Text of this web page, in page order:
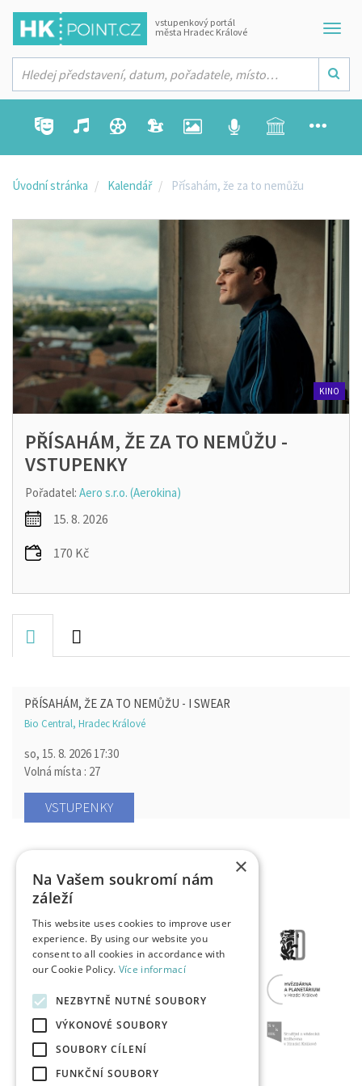
vstupenkový portál
města Hradec Králové
Úvodní stránka Kalendář Přísahám, že za to nemůžu
PŘÍSAHÁM, ŽE ZA TO NEMŮŽU -
VSTUPENKY
Pořadatel: Aero s.r.o. (Aerokina)
15. 8. 2026
170 Kč
KINO
PŘÍSAHÁM, ŽE ZA TO NEMŮŽU - I SWEAR
Bio Central, Hradec Králové
so, 15. 8. 2026 17:30
Volná místa : 27
VSTUPENKY
×
Na Vašem soukromí nám
záleží
This website uses cookies to improve user
experience. By using our website you
consent to all cookies in accordance with
our Cookie Policy. Více informací
NEZBYTNĚ NUTNÉ SOUBORY
VÝKONOVÉ SOUBORY
SOUBORY CÍLENÍ
FUNKČNÍ SOUBORY